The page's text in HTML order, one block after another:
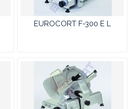
EUROCORT F-300 E L